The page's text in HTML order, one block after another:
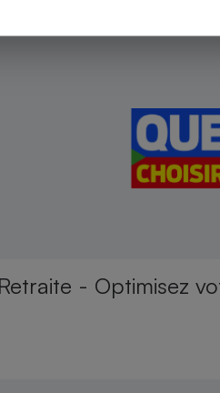
Retraite - Optimisez